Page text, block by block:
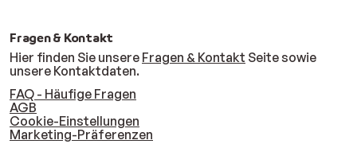
Fragen & Kontakt
Hier finden Sie unsere Fragen & Kontakt Seite sowie
unsere Kontaktdaten.
FAQ - Häufige Fragen
AGB
Cookie-Einstellungen
Marketing-Präferenzen